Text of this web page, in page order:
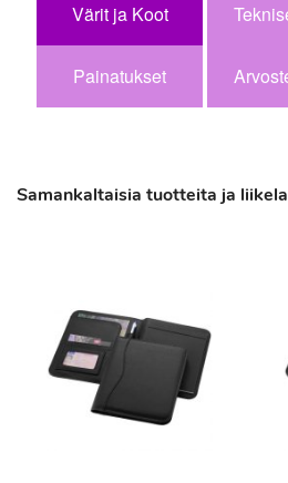
Värit ja Koot
Painatukset
Samankaltaisia tuotteita ja